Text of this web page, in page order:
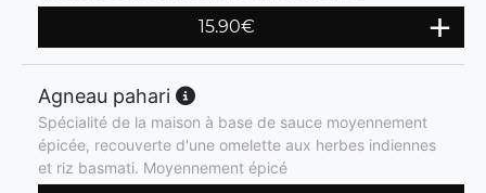
15.90€
Agneau pahari
Spécialité de la maison à base de sauce moyennement
épicée, recouverte d'une omelette aux herbes indiennes
et riz basmati. Moyennement épicé